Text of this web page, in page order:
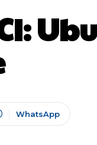
WhatsApp